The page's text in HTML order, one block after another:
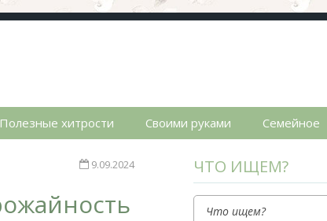
домашние, простые рецепты.
Полезные хитрости Своими руками Семейное
9.09.2024 ЧТО ИЩЕМ?